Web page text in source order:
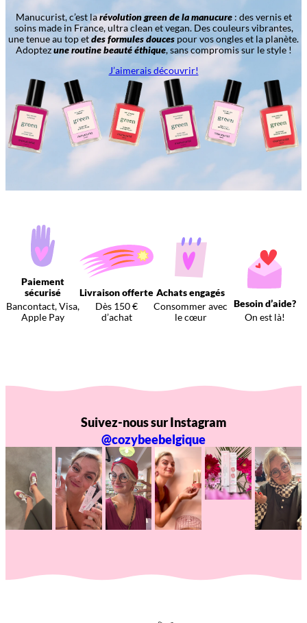
Manucurist, c’est larévolution green de la manucure: des vernis et
soins made in France, ultra clean et vegan. Des couleurs vibrantes,
une tenue au top etdes formules douces pour vos ongles et la planète.
Adoptezune routine beauté éthique, sans compromis sur le style !
J’aimerais découvrir!
Paiement
sécurisé
Bancontact, Visa,
Apple Pay
Livraison offerte
Dès 150 €
d’achat
Achats engagés
Consommer avec
le cœur
Besoin d’aide?
On est là!
Suivez-nous sur Instagram
@cozybeebelgique